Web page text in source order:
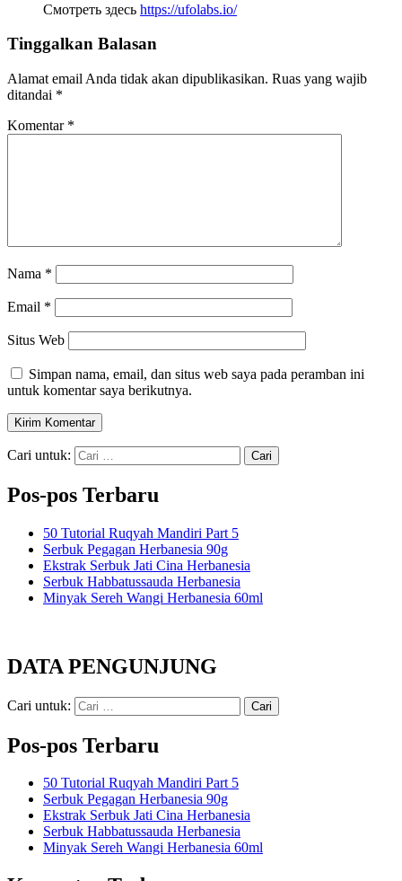
Смотреть здесь https://ufolabs.io/
Tinggalkan Balasan
Alamat email Anda tidak akan dipublikasikan. Ruas yang wajib
ditandai *
Komentar *
Nama *
Email *
Situs Web
Simpan nama, email, dan situs web saya pada peramban ini
untuk komentar saya berikutnya.
Cari untuk:
Pos-pos Terbaru
50 Tutorial Ruqyah Mandiri Part 5
Serbuk Pegagan Herbanesia 90g
Ekstrak Serbuk Jati Cina Herbanesia
Serbuk Habbatussauda Herbanesia
Minyak Sereh Wangi Herbanesia 60ml
DATA PENGUNJUNG
Cari untuk:
Pos-pos Terbaru
50 Tutorial Ruqyah Mandiri Part 5
Serbuk Pegagan Herbanesia 90g
Ekstrak Serbuk Jati Cina Herbanesia
Serbuk Habbatussauda Herbanesia
Minyak Sereh Wangi Herbanesia 60ml